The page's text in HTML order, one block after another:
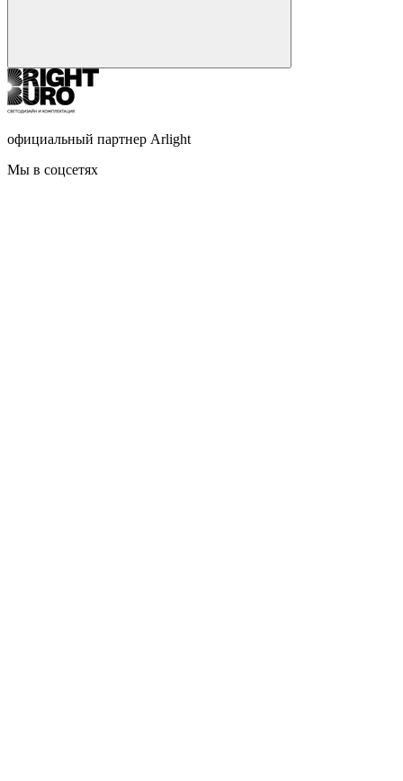
официальный партнер Arlight
Мы в соцсетях